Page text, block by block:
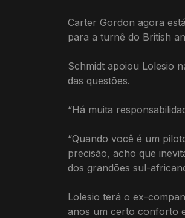
Carter Gordon agora
para a turnê do British
Schmidt apoiou Lolesio
das questões.
“Há muita
“Quando você é um
precisão, acho que
dos grandões sul-
Lolesio terá o ex-
anos um certo conforto